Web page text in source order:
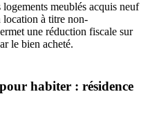
meublés acquis neuf
à titre non-
une réduction fiscale sur
le bien acheté.
habiter : résidence